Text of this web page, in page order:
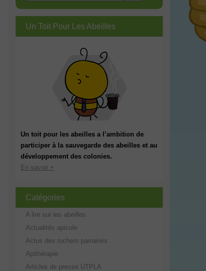
Un Toit Pour Les Abeilles
Un toit pour les abeilles a l’ambition de
participer à la sauvegarde des abeilles et au
développement des colonies.
En savoir +
Catégories
A lire sur les abeilles
Actualités apicole
Actus des ruchers parrainés
Apithérapie
Articles de presse UTPLA